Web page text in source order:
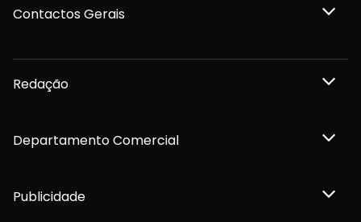
Contactos Gerais
Redação
Departamento Comercial
Publicidade